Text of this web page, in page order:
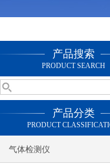
产品搜索
PRODUCT SEARCH
产品分类
PRODUCT
气体检测仪